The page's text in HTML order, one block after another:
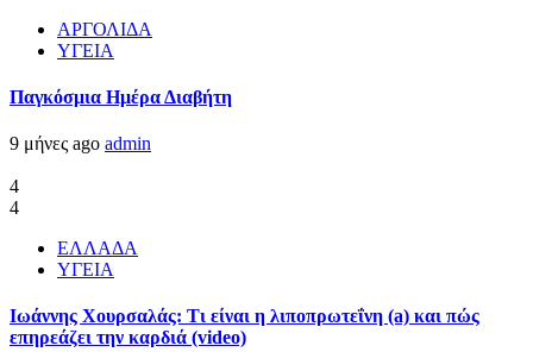
ΑΡΓΟΛΙΔΑ
ΥΓΕΙΑ
Παγκόσμια Ημέρα Διαβήτη
9 μήνες ago admin
4
4
ΕΛΛΑΔΑ
ΥΓΕΙΑ
Ιωάννης Χουρσαλάς: Τι είναι η λιποπρωτεΐνη (a) και πώς
επηρεάζει την καρδιά (video)